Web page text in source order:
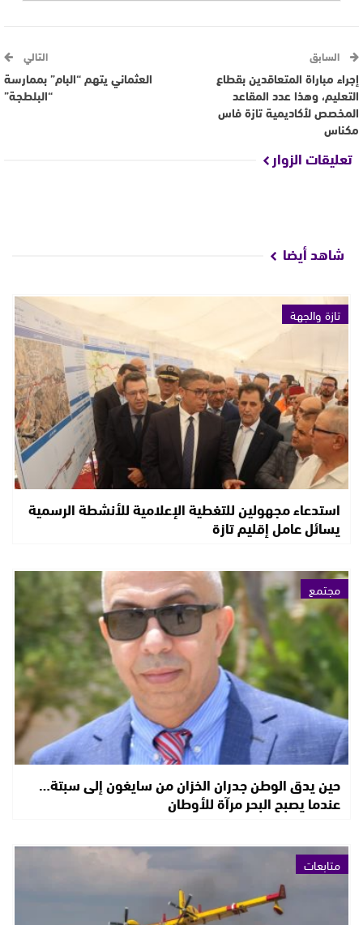
السابق
إجراء مباراة المتعاقدين بقطاع
التعليم، وهذا عدد المقاعد
المخصص لأكاديمية تازة فاس
مكناس
التالي
العثماني يتهم “البام” بممارسة
“البلطجة”
تعليقات الزوار
شاهد أيضا
تازة والجهة
استدعاء مجهولين للتغطية الإعلامية للأنشطة الرسمية
يسائل عامل إقليم تازة
مجتمع
حين يدق الوطن جدران الخزان من سايغون إلى سبتة…
عندما يصبح البحر مرآة للأوطان
متابعات